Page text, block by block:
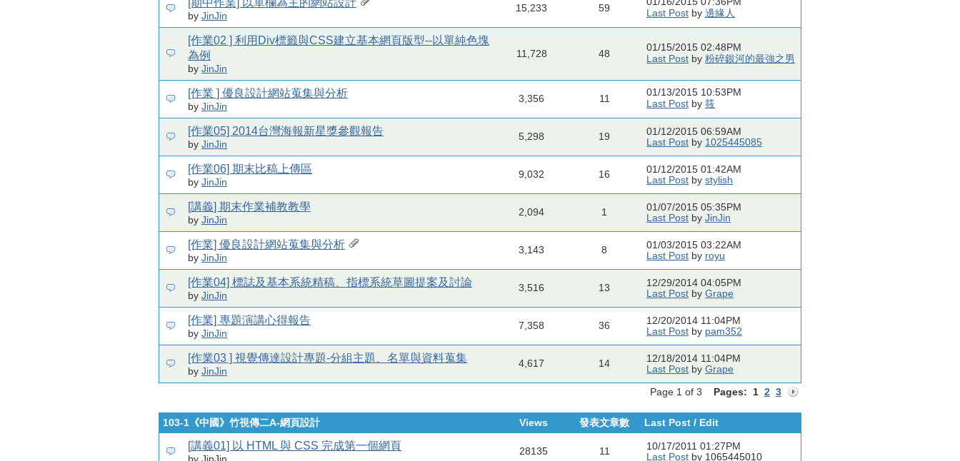
[期中作業] 以單欄為主的網站設計
by JinJin
15,233 59
Last Post by 邊緣人
[作業02 ] 利用Div標籤與CSS建立基本網頁版型--以單純色塊
為例
by JinJin
11,728 48
01/15/2015 02:48PM
Last Post by 粉碎銀河的最強之男
[作業 ] 優良設計網站蒐集與分析
by JinJin
3,356 11
01/13/2015 10:53PM
Last Post by 筱
[作業05] 2014台灣海報新星獎參觀報告
by JinJin
5,298 19
01/12/2015 06:59AM
Last Post by 1025445085
[作業06] 期末比稿上傳區
by JinJin
9,032 16
01/12/2015 01:42AM
Last Post by stylish
[講義] 期末作業補教教學
by JinJin
2,094 1
01/07/2015 05:35PM
Last Post by JinJin
[作業] 優良設計網站蒐集與分析
by JinJin
3,143 8
01/03/2015 03:22AM
Last Post by royu
[作業04] 標誌及基本系統精稿、指標系統草圖提案及討論
by JinJin
3,516 13
12/29/2014 04:05PM
Last Post by Grape
[作業] 專題演講心得報告
by JinJin
7,358 36
12/20/2014 11:04PM
Last Post by pam352
[作業03 ] 視覺傳達設計專題-分組主題、名單與資料蒐集
by JinJin
4,617 14
12/18/2014 11:04PM
Last Post by Grape
Page 1 of 3 Pages: 1 2 3
103-1《中國》竹視傳二A-網頁設計 Views 發表文章數 Last Post / Edit
[講義01] 以 HTML 與 CSS 完成第一個網頁 28135 11
10/17/2011 01:27PM
Last Post by 1065445010